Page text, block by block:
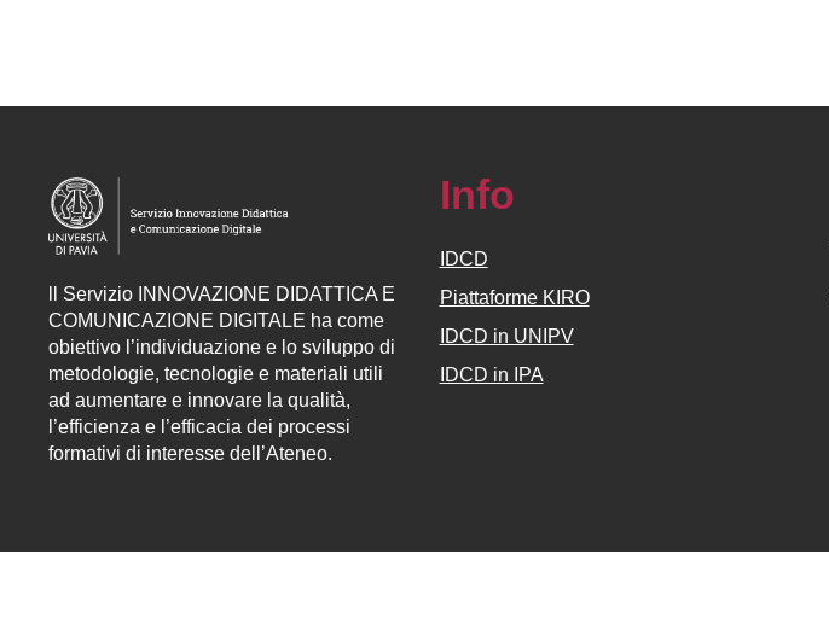
Servizio INNOVAZIONE DIDATTICA E
COMUNICAZIONE DIGITALE ha come
obiettivo l’individuazione e lo sviluppo di
metodologie, tecnologie e materiali utili
ad aumentare e innovare la qualità,
l’efficienza e l’efficacia dei processi
formativi di interesse dell’Ateneo.
Info
IDCD
Piattaforme KIRO
IDCD in UNIPV
IDCD in IPA